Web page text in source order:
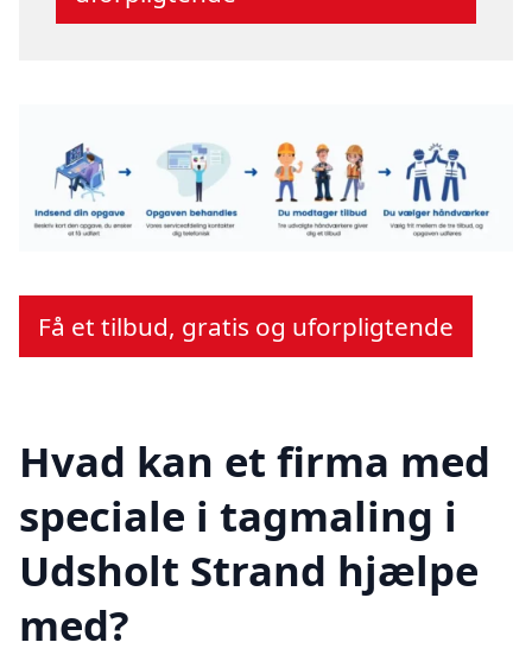
Få et tilbud, gratis og uforpligtende
Hvad kan et firma med
speciale i tagmaling i
Udsholt Strand hjælpe
med?